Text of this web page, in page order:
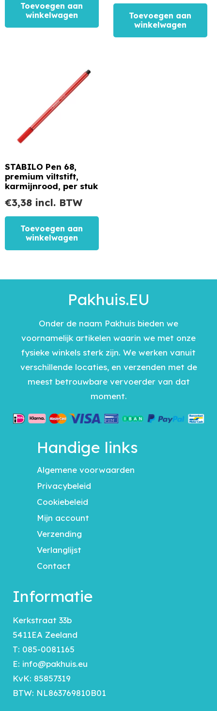
Toevoegen aan
winkelwagen
Toevoegen aan
winkelwagen
STABILO Pen 68,
premium viltstift,
karmijnrood, per stuk
€3,38 incl. BTW
Toevoegen aan
winkelwagen
Pakhuis.EU
Onder de naam Pakhuis bieden we
voornamelijk artikelen waarin we met onze
fysieke winkels sterk zijn. We werken vanuit
verschillende locaties, en verzenden met de
meest betrouwbare vervoerder van dat
moment.
Handige links
Algemene voorwaarden
Privacybeleid
Cookiebeleid
Mijn account
Verzending
Verlanglijst
Contact
Informatie
Kerkstraat 33b
5411EA Zeeland
T: 085-0081165
E: info@pakhuis.eu
KvK: 85857319
BTW: NL863769810B01